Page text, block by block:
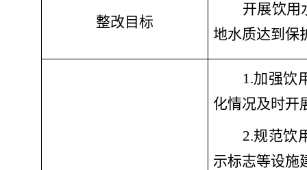
整改目标
开展饮用
地水质达到保
1.加强饮
化情况及时开
2.规范饮
示标志等设施